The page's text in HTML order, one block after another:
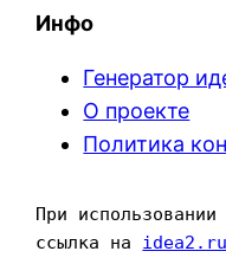
Инфо
Генератор
О проекте
Политика
При
ссылка на idea2.ru